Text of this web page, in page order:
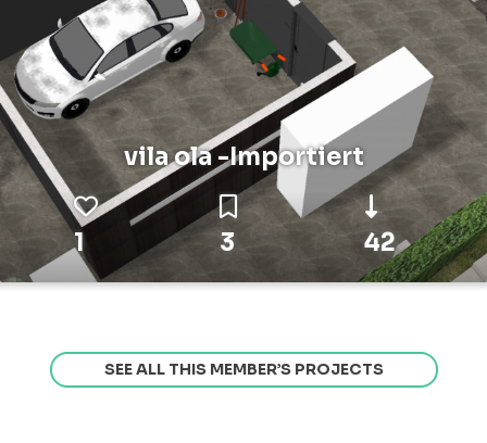
vila ola -Importiert
1 3 42
SEE ALL THIS MEMBER’S PROJECTS